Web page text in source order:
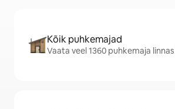
Kõik puhkemajad
Vaata veel 1360 puhkemaja